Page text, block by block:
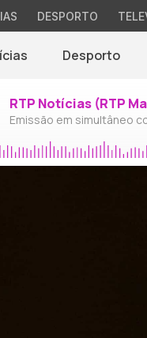
DESPORTO
Desporto
RTP Notícias (RTP
Emissão em simultâneo